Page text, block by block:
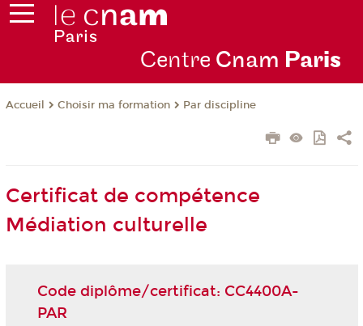
Centre Cnam Paris
Accueil Choisir ma formation Par discipline
Certificat de compétence
Médiation culturelle
Code diplôme/certificat: CC4400A-
PAR